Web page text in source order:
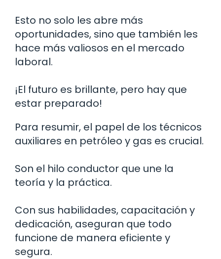
Esto no solo les abre más
oportunidades, sino que también les
hace más valiosos en el mercado
laboral.
¡El futuro es brillante, pero hay que
estar preparado!
Para resumir, el papel de los técnicos
auxiliares en petróleo y gas es crucial.
Son el hilo conductor que une la
teoría y la práctica.
Con sus habilidades, capacitación y
dedicación, aseguran que todo
funcione de manera eficiente y
segura.